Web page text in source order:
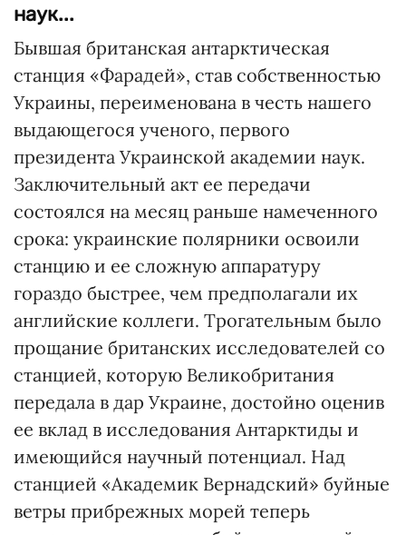
наук...
Бывшая британская антарктическая
станция «Фарадей», став собственностью
Украины, переименована в честь нашего
выдающегося ученого, первого
президента Украинской академии наук.
Заключительный акт ее передачи
состоялся на месяц раньше намеченного
срока: украинские полярники освоили
станцию и ее сложную аппаратуру
гораздо быстрее, чем предполагали их
английские коллеги. Трогательным было
прощание британских исследователей со
станцией, которую Великобритания
передала в дар Украине, достойно оценив
ее вклад в исследования Антарктиды и
имеющийся научный потенциал. Над
станцией «Академик Вернадский» буйные
ветры прибрежных морей теперь